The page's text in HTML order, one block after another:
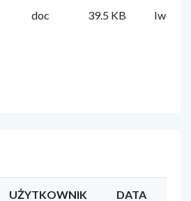
doc 39.5 KB Iwona
UŻYTKOWNIK DATA